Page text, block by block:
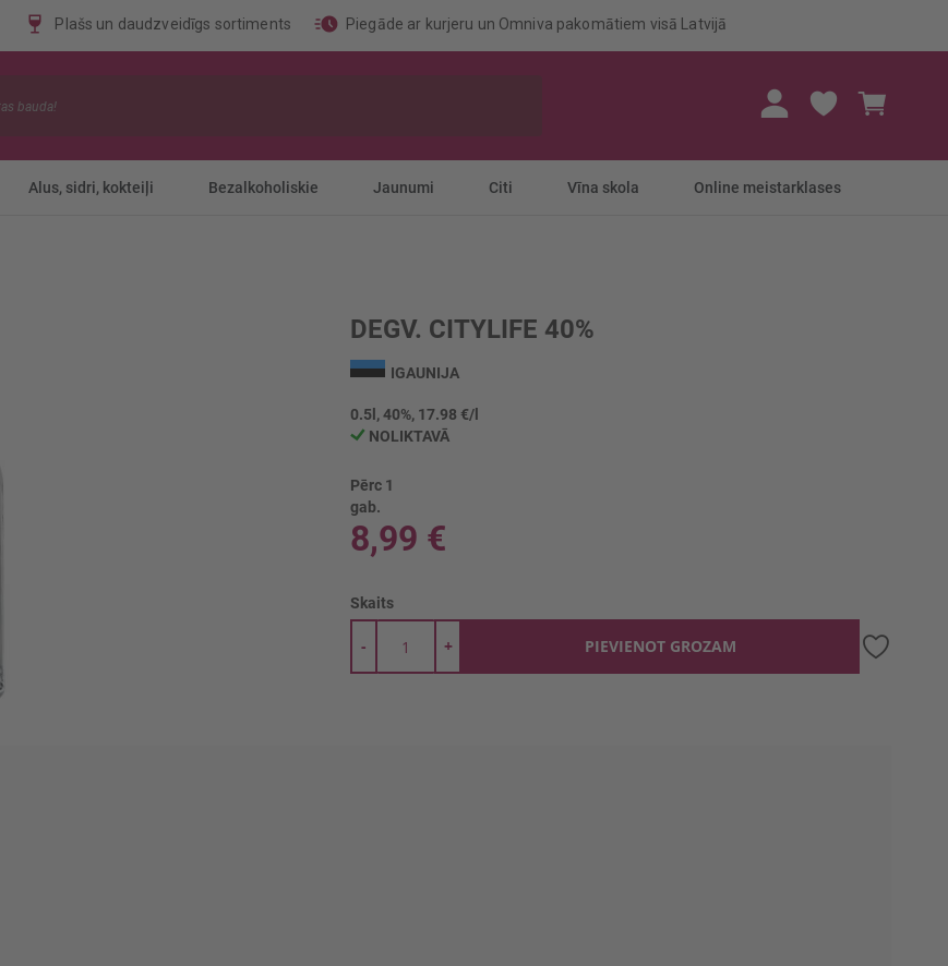
Plašs un daudzveidīgs sortiments Piegāde ar kurjeru un Omniva pakomātiem visā Latvijā
Alus, sidri, kokteiļi Bezalkoholiskie Jaunumi Citi Vīna skola Online meistarklases
DEGV. CITYLIFE 40%
IGAUNIJA
0.5l, 40%, 17.98 €/l
NOLIKTAVĀ
Pērc 1
gab.
8,99 €
Skaits
+
- PIEVIENOT GROZAM